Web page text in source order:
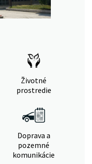
Životné
prostredie
Doprava a
pozemné
komunikácie